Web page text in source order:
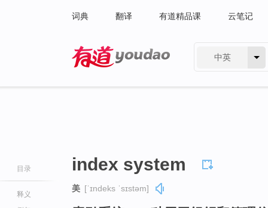
词典 翻译 有道精品课 云笔记
中英
目录
释义
index system
美 [ˈɪndeks ˈsɪstəm]